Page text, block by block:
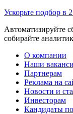
Ускорьте подбор в
Автоматизируйте
собирайте
О компании
Наши
Партнерам
Реклама на
Новости и
Инвесторам
Кандидаты